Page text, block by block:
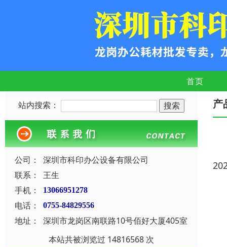
首页
站内搜索：
公司：
深圳市科印办公设备有限公司
联系：
王生
手机：
13066951278
电话： 0755-84829556
地址：
深圳市龙岗区南联路10号佰好大厦405室
本站共被浏览过 14816568 次
产